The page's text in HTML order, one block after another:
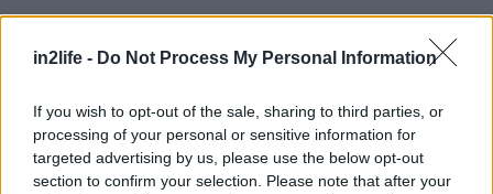
in2life - Do Not Process My Personal Information
If you wish to opt-out of the sale, sharing to third parties, or
processing of your personal or sensitive information for
targeted advertising by us, please use the below opt-out
section to confirm your selection. Please note that after your
Αναζήτηση